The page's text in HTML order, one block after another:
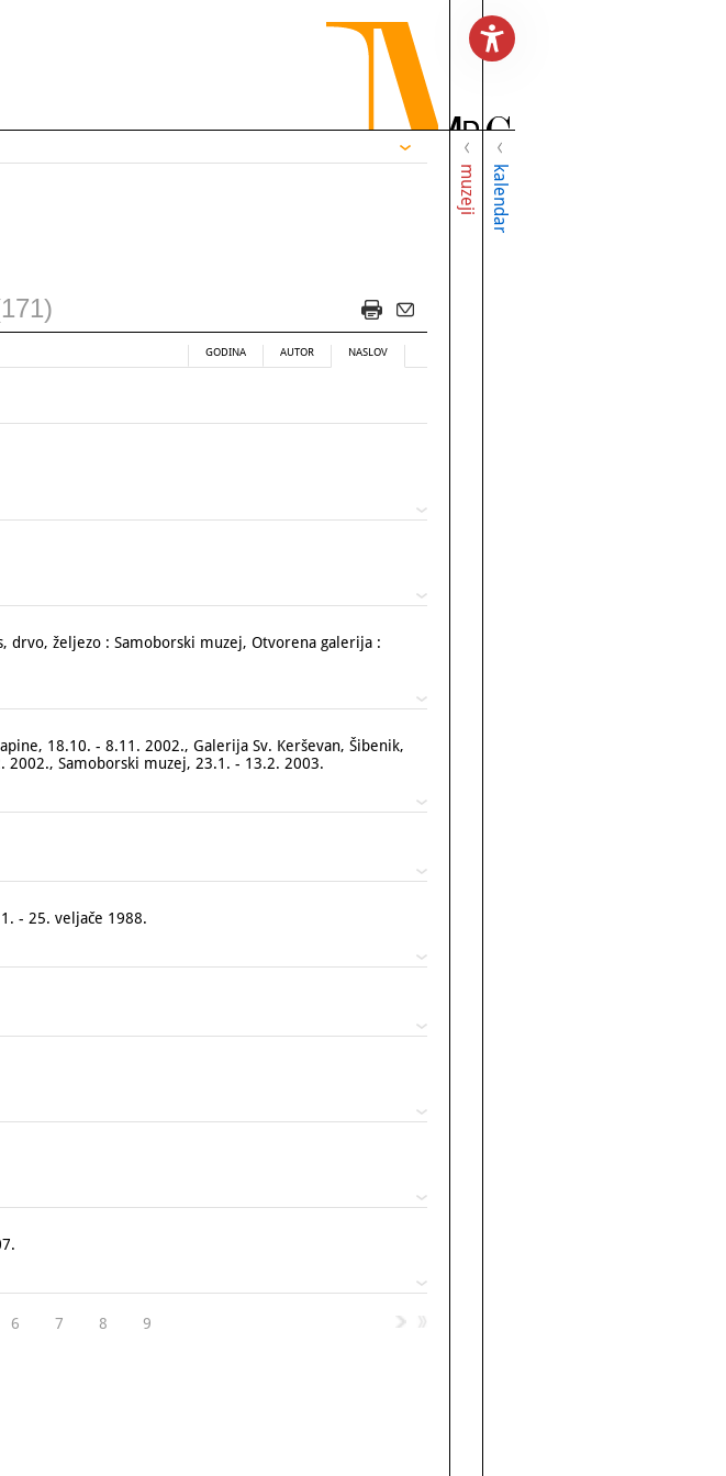
muzeji kalendar
GODINA AUTOR NASLOV
drvo, željezo : Samoborski muzej, Otvorena galerija :
18.10. - 8.11. 2002., Galerija Sv. Kerševan, Šibenik,
2002., Samoborski muzej, 23.1. - 13.2. 2003.
- 25. veljače 1988.
6 7 8 9